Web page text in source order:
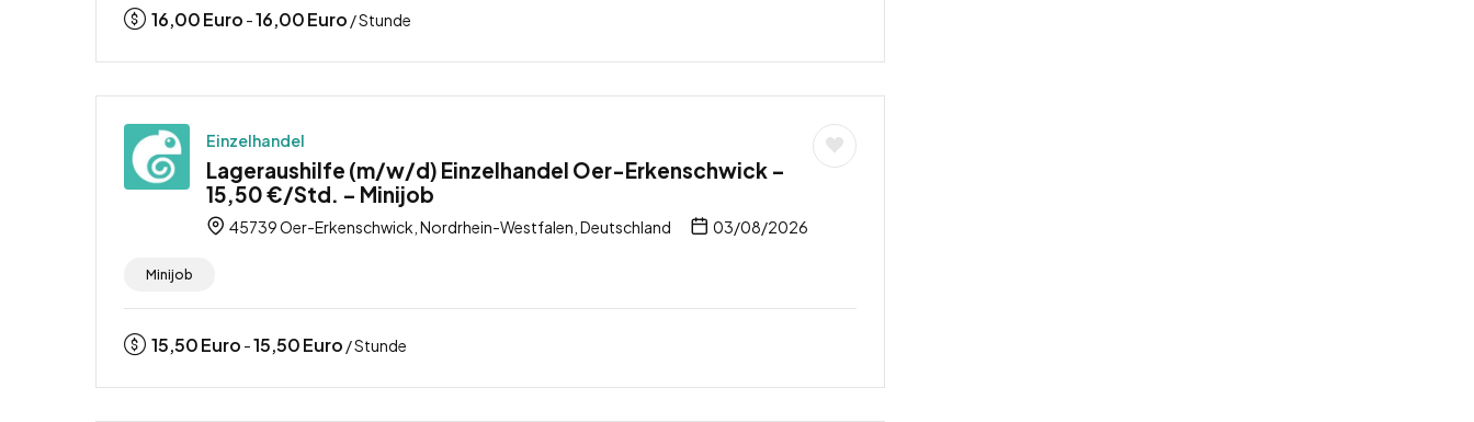
16,00Euro -16,00Euro / Stunde
Einzelhandel
Lageraushilfe (m/w/d) Einzelhandel Oer-Erkenschwick –
15,50 €/Std. – Minijob
45739 Oer-Erkenschwick, Nordrhein-Westfalen, Deutschland 03/08/2026
Minijob
15,50Euro -15,50Euro / Stunde